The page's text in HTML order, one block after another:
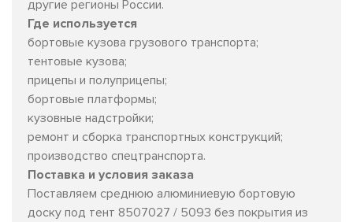
другие регионы России.
Где используется
бортовые кузова грузового транспорта;
тентовые кузова;
прицепы и полуприцепы;
бортовые платформы;
кузовные надстройки;
ремонт и сборка транспортных конструкций;
производство спецтранспорта.
Поставка и условия заказа
Поставляем среднюю алюминиевую бортовую
доску под тент 8507027 / 5093 без покрытия из